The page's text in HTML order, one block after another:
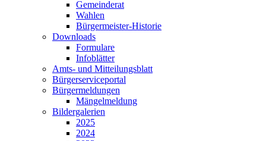
Gemeinderat
Wahlen
Bürgermeister-Historie
Downloads
Formulare
Infoblätter
Amts- und Mitteilungsblatt
Bürgerserviceportal
Bürgermeldungen
Mängelmeldung
Bildergalerien
2025
2024